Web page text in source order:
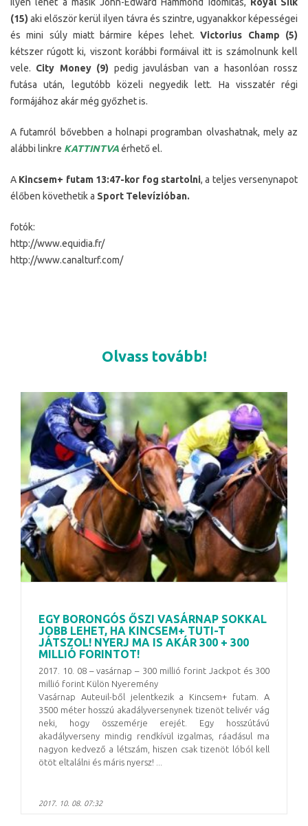
(15) aki először kerül ilyen távra és szintre, ugyanakkor képességei
és mini súly miatt bármire képes lehet.Victorius Champ (5)
kétszer rúgott ki, viszont korábbi formáival itt is számolnunk kell
vele. City Money (9) pedig javulásban van a hasonlóan rossz
futása után, legutóbb közeli negyedik lett. Ha visszatér régi
formájához akár még győzhet is.
A futamról bővebben a holnapi programban olvashatnak, mely az
alábbi linkre KATTINTVAérhető el.
A Kincsem+ futam 13:47-kor fog startolni, a teljes versenynapot
élőben követhetik a Sport Televízióban.
fotók:
http://www.equidia.fr/
http://www.canalturf.com/
Olvass tovább!
EGY BORONGÓS ŐSZI VASÁRNAP SOKKAL
JOBB LEHET, HA KINCSEM+ TUTI-T
JÁTSZOL! NYERJ MA IS AKÁR 300 + 300
MILLIÓ FORINTOT!
2017. 10. 08 – vasárnap – 300 millió forint Jackpot és 300
millió forint Külön Nyeremény
Vasárnap Auteuil-ből jelentkezik a Kincsem+ futam. A
3500 méter hosszú akadályversenynek tizenöt telivér vág
neki, hogy összemérje erejét. Egy hosszútávú
akadályverseny mindig rendkívül izgalmas, ráadásul ma
nagyon kedvező a létszám, hiszen csak tizenöt lóból kell
ötöt eltalálni és máris nyersz! ...
2017. 10. 08. 07:32